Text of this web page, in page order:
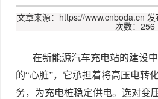
文章来源：https://www.cnboda.cn 发
次数：256
在新能源汽车充电站的建设中
的“心脏”，它承担着将高压电转
务，为充电桩稳定供电。选对变